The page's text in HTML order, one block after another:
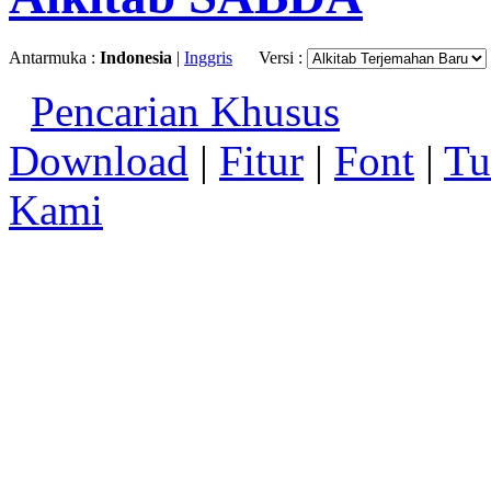
Antarmuka : Indonesia Inggris Versi :
Pencarian Khusus
Download | Fitur | Font |
Kami